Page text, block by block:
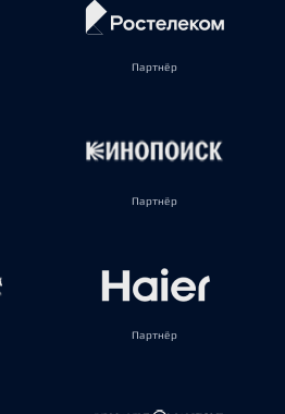
Партнёр
Партнёр
Партнёр